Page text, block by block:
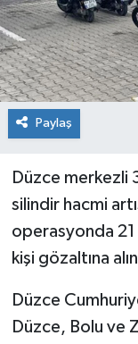
Paylaş
Düzce merkezli
silindir hacmi
operasyonda
kişi gözaltına
Düzce
Düzce, Bolu ve
Dünya
Spor
Bilim
SEKTÖR
Magazin
Günün
Spor